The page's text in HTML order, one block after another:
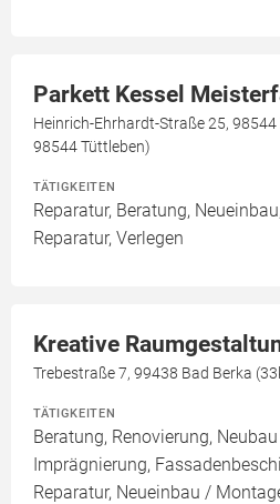
Parkett Kessel
Heinrich-Ehrhardt-Straße 25,
98544 Tüttleben)
TÄTIGKEITEN
Reparatur, Beratung,
Reparatur, Verlegen
Kreative
Trebestraße 7, 99438 Bad Berka
TÄTIGKEITEN
Beratung, Renovierung,
Imprägnierung,
Reparatur, Neueinbau /